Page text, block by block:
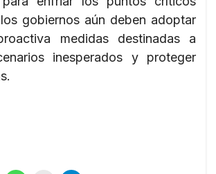
gobiernos aún deben adoptar
medidas destinadas a
inesperados y proteger